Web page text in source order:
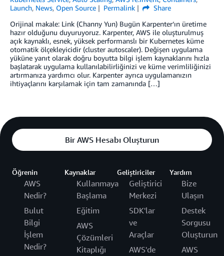
Launch, News, Open Source Permalink
Share
Orijinal makale: Link (Channy Yun) Bugün Karpenter‘ın üretime
hazır olduğunu duyuruyoruz. Karpenter, AWS ile oluşturulmuş
açık kaynaklı, esnek, yüksek performanslı bir Kubernetes küme
otomatik ölçekleyicidir (cluster autoscaler). Değişen uygulama
yüküne yanıt olarak doğru boyutta bilgi işlem kaynaklarını hızla
başlatarak uygulama kullanılabilirliğinizi ve küme verimliliğinizi
artırmanıza yardımcı olur. Karpenter ayrıca uygulamanızın
ihtiyaçlarını karşılamak için tam zamanında […]
Bir AWS Hesabı Oluşturun
Öğrenin
AWS
Nedir?
Bulut
Bilgi
İşlem
Nedir?
Kaynaklar
Kullanmaya
Başlama
Eğitim
AWS
Çözümleri
Kitaplığı
Geliştiriciler
Geliştirici
Merkezi
SDK'lar
ve
Araçlar
AWS'de
Yardım
Bize
Ulaşın
Destek
Sorgusu
Oluşturun
AWS